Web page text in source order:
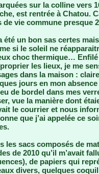
sur la colline vers
est rentrée à Chatou.
de vie commune presque
été un bon sas certes
si le soleil ne
choc thermique… Enfilé
les lieux, je me
dans la maison :
jours en mon
de bordel dans mes
vue la manière dont
le courrier et nous
que j’ai appelée ce
les sacs composés de
de 2010 qu’il m’avait
de papiers qui
divers, quelques